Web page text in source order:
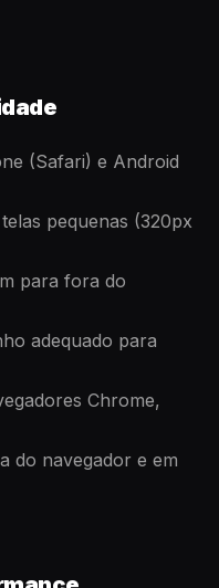
(Safari) e Android
pequenas (320px
para fora do
adequado para
Chrome,
do navegador e em